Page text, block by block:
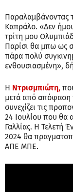
Παραλαμβάνοντας
Καπράλο. «Δεν
τρίτη μου
Παρίσι θα μπω ως
πάρα πολύ
ενθουσιασμένη»,
Η Ντρισμπιώτη,
μετά από απόφαση
συνεχίζει τις
24 Ιουλίου που θα
Γαλλίας. Η Τελετή
2024 θα
ΑΠΕ ΜΠΕ.